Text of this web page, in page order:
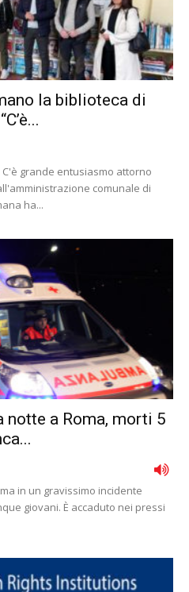
la biblioteca di
grande entusiasmo attorno
comunale di
ha...
notte a Roma, morti 5
in un gravissimo incidente
giovani. È accaduto nei pressi